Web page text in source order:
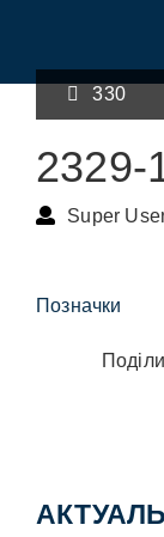
330
2329-
Super
Позначки